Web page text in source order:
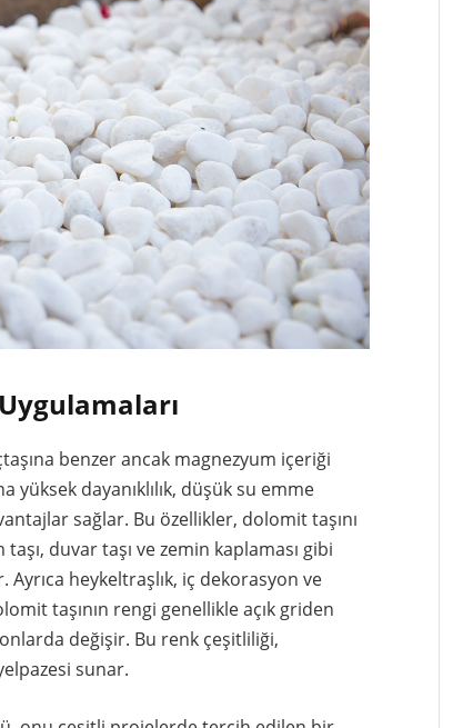
benzer ancak magnezyum içeriği
yüksek dayanıklılık, düşük su emme
sağlar. Bu özellikler, dolomit taşını
duvar taşı ve zemin kaplaması gibi
heykeltraşlık, iç dekorasyon ve
taşının rengi genellikle açık griden
değişir. Bu renk çeşitliliği,
sunar.